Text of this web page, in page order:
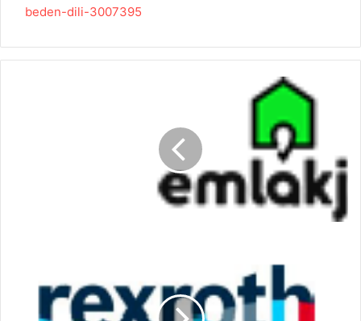
beden-dili-3007395